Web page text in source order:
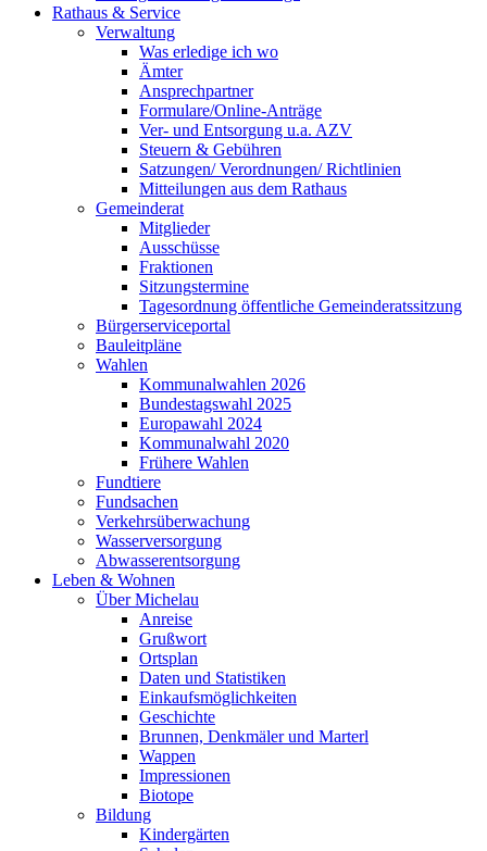
Rathaus & Service
Verwaltung
Was erledige ich wo
Ämter
Ansprechpartner
Formulare/Online-Anträge
Ver- und Entsorgung u.a. AZV
Steuern & Gebühren
Satzungen/ Verordnungen/ Richtlinien
Mitteilungen aus dem Rathaus
Gemeinderat
Mitglieder
Ausschüsse
Fraktionen
Sitzungstermine
Tagesordnung öffentliche Gemeinderatssitzung
Bürgerserviceportal
Bauleitpläne
Wahlen
Kommunalwahlen 2026
Bundestagswahl 2025
Europawahl 2024
Kommunalwahl 2020
Frühere Wahlen
Fundtiere
Fundsachen
Verkehrsüberwachung
Wasserversorgung
Abwasserentsorgung
Leben & Wohnen
Über Michelau
Anreise
Grußwort
Ortsplan
Daten und Statistiken
Einkaufsmöglichkeiten
Geschichte
Brunnen, Denkmäler und Marterl
Wappen
Impressionen
Biotope
Bildung
Kindergärten